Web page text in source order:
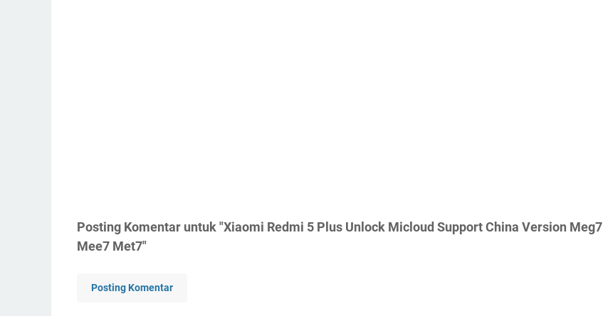
Posting Komentar untuk "Xiaomi Redmi 5 Plus Unlock Micloud Support China Version Meg7
Mee7 Met7"
Posting Komentar